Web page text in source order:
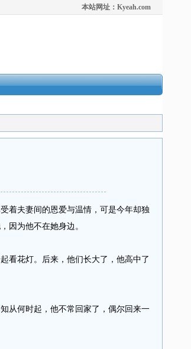
本站网址：Kyeah.com
着夫妻间的恩爱与温情，可是今年却独
因为他不在她身边。
花灯。后来，他们长大了，他高中了
从何时起，他不常回家了，偶尔回来一